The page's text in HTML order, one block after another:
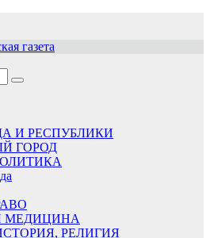
И РЕСПУБЛИКИ
ГОРОД
МЕДИЦИНА
РЕЛИГИЯ